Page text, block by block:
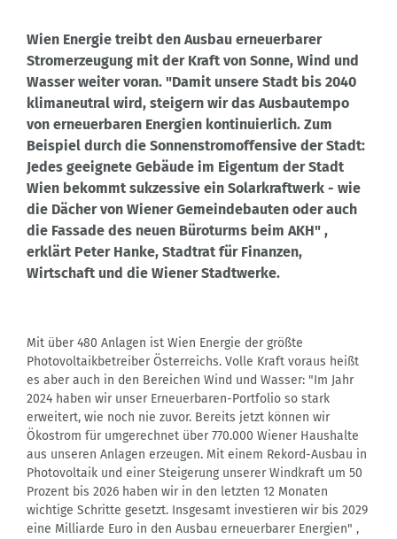
Wien Energie treibt den Ausbau erneuerbarer
Stromerzeugung mit der Kraft von Sonne, Wind und
Wasser weiter voran. "Damit unsere Stadt bis 2040
klimaneutral wird, steigern wir das Ausbautempo
von erneuerbaren Energien kontinuierlich. Zum
Beispiel durch die Sonnenstromoffensive der Stadt:
Jedes geeignete Gebäude im Eigentum der Stadt
Wien bekommt sukzessive ein Solarkraftwerk - wie
die Dächer von Wiener Gemeindebauten oder auch
die Fassade des neuen Büroturms beim AKH" ,
erklärt Peter Hanke, Stadtrat für Finanzen,
Wirtschaft und die Wiener Stadtwerke.
Mit über 480 Anlagen ist Wien Energie der größte
Photovoltaikbetreiber Österreichs. Volle Kraft voraus heißt
es aber auch in den Bereichen Wind und Wasser: "Im Jahr
2024 haben wir unser Erneuerbaren-Portfolio so stark
erweitert, wie noch nie zuvor. Bereits jetzt können wir
Ökostrom für umgerechnet über 770.000 Wiener Haushalte
aus unseren Anlagen erzeugen. Mit einem Rekord-Ausbau in
Photovoltaik und einer Steigerung unserer Windkraft um 50
Prozent bis 2026 haben wir in den letzten 12 Monaten
wichtige Schritte gesetzt. Insgesamt investieren wir bis 2029
eine Milliarde Euro in den Ausbau erneuerbarer Energien" ,